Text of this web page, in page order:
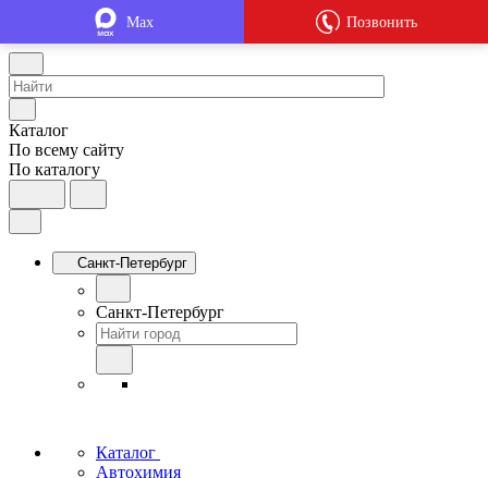
Каталог
По всему сайту
По каталогу
Санкт-Петербург
Санкт-Петербург
Каталог
Автохимия
Max Позвонить